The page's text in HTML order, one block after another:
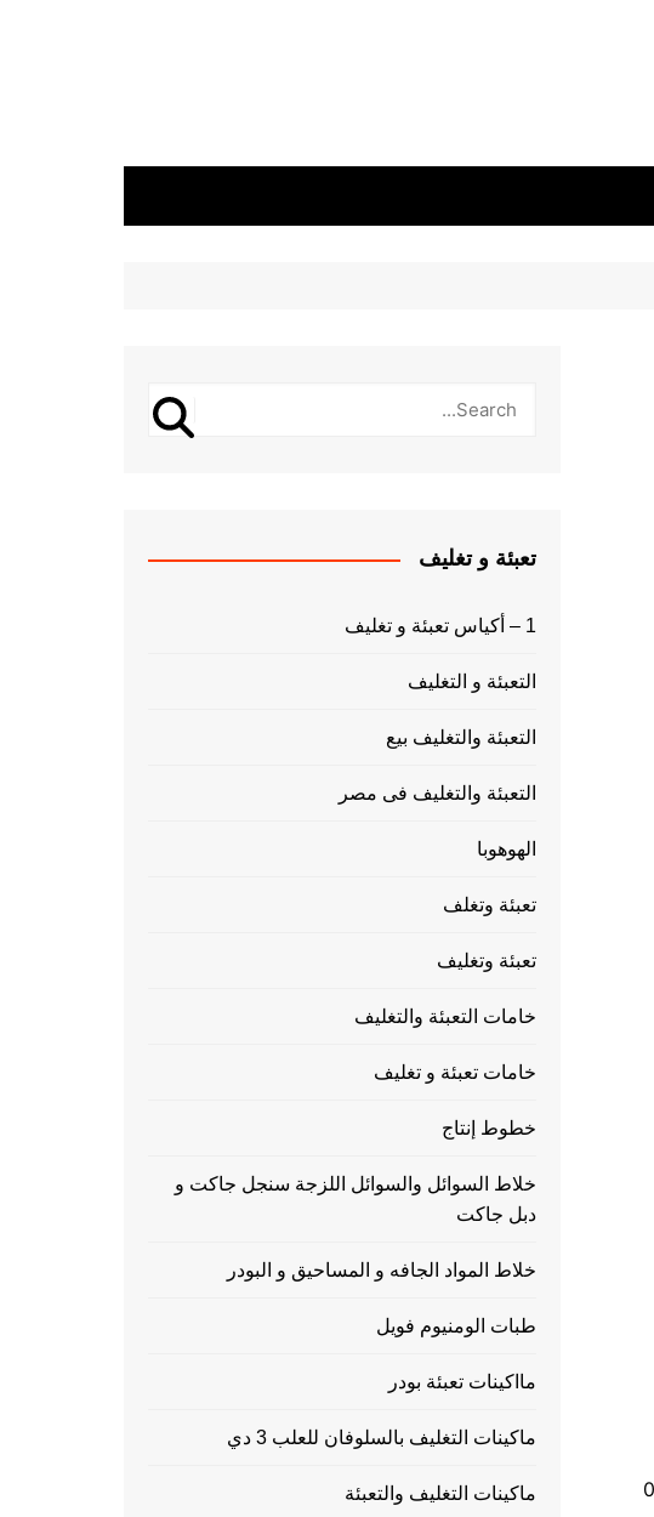
تعبئة و تغليف
1 – أكياس تعبئة و تغليف
التعبئة و التغليف
التعبئة والتغليف بيع
التعبئة والتغليف فى مصر
الهوهوبا
تعبئة وتغلف
تعبئة وتغليف
خامات التعبئة والتغليف
خامات تعبئة و تغليف
خطوط إنتاج
خلاط السوائل والسوائل اللزجة سنجل جاكت و
دبل جاكت
خلاط المواد الجافه و المساحيق و البودر
طبات الومنيوم فويل
مااكينات تعبئة بودر
ماكينات التغليف بالسلوفان للعلب 3 دي
ماكينات التغليف والتعبئة